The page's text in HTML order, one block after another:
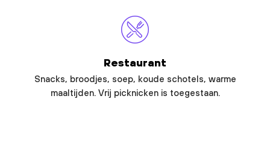
Restaurant
Snacks, broodjes, soep, koude schotels, warme
maaltijden. Vrij picknicken is toegestaan.